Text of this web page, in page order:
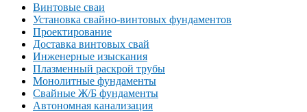
Винтовые сваи
Установка свайно-винтовых фундаментов
Проектирование
Доставка винтовых свай
Инженерные изыскания
Плазменный раскрой трубы
Монолитные фундаменты
Свайные Ж/Б фундаменты
Автономная канализация